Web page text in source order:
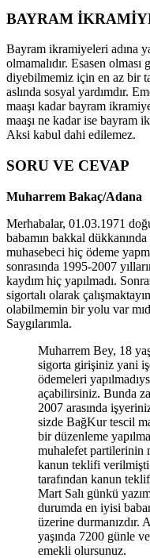
BAYRAM
Bayram ikramiyeleri adına
olmamalıdır. Esasen
diyebilmemiz için en az bir
aslında sosyal yardımdır.
maaşı kadar bayram
maaşı ne kadar ise bayram
Aksi kabul dahi edilemez.
SORU VE CEVAP
Muharrem Bakaç/Adana
Merhabalar, 01.03.1971
babamın bakkal
muhasebeci hiç ödeme
sonrasında 1995-2007
kaydım hiç yapılmadı.
sigortalı olarak
olabilmemin bir yolu var
Saygılarımla.
Muharrem Bey, 18
sigorta girişiniz yani
ödemeleri
açabilirsiniz. Bunda
2007 arasında
sizde BağKur tescil
bir düzenleme
muhalefet partilerinin
kanun teklifi
tarafından kanun
Mart Salı günkü
durumda en iyisi
üzerine
yaşında 7200 günle
emekli olursunuz.